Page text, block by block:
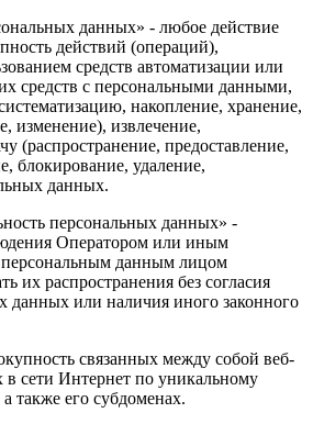
данных» - любое действие
действий (операций),
средств автоматизации или
средств с персональными данными,
накопление, хранение,
изменение), извлечение,
(распространение, предоставление,
блокирование, удаление,
данных.
персональных данных» -
Оператором или иным
данным лицом
их распространения без согласия
данных или наличия иного законного
связанных между собой веб-
сети Интернет по уникальному
также его субдоменах.